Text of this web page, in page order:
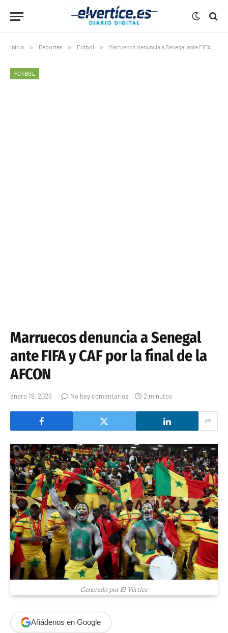
Inicio » Deportes » Fútbol » Marruecos denuncia a Senegal ante FIFA y CAF por la final de la AFCON
FÚTBOL
Marruecos denuncia a Senegal
ante FIFA y CAF por la final de la
AFCON
enero 19, 2026 No hay comentarios 2 minutos
Generado por El Vértice
Añádenos en Google